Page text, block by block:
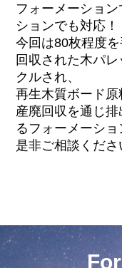
フォーメーショ
ションでも対応！
今回は80枚程度
回収された木パ
クルされ、
再生木質ボード原
産廃回収を通じ
るフォーメーショ
是非ご相談くださ